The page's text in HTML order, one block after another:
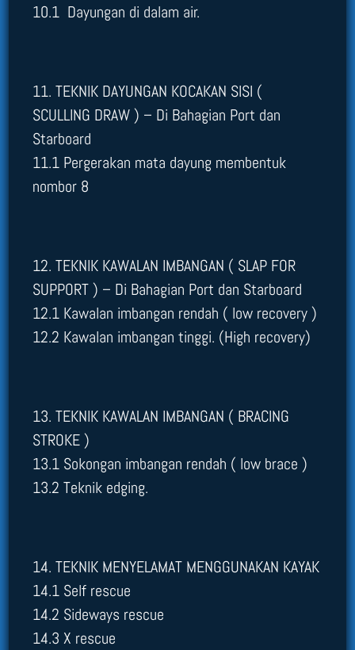
10.1 Dayungan di dalam air.
11. TEKNIK DAYUNGAN KOCAKAN SISI (
SCULLING DRAW ) – Di Bahagian Port dan
Starboard
11.1 Pergerakan mata dayung membentuk
nombor 8
12. TEKNIK KAWALAN IMBANGAN ( SLAP FOR
SUPPORT ) – Di Bahagian Port dan Starboard
12.1 Kawalan imbangan rendah ( low recovery )
12.2 Kawalan imbangan tinggi. (High recovery)
13. TEKNIK KAWALAN IMBANGAN ( BRACING
STROKE )
13.1 Sokongan imbangan rendah ( low brace )
13.2 Teknik edging.
14. TEKNIK MENYELAMAT MENGGUNAKAN KAYAK
14.1 Self rescue
14.2 Sideways rescue
14.3 X rescue